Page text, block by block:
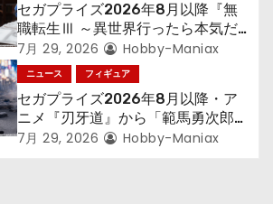
セガプライズ2026年8月以降『無
職転生Ⅲ ～異世界行ったら本気だ
す～』から「ロキシー」のフィギュ
アが登場！
7月 29, 2026 Hobby-Maniax
ニュース フィギュア
セガプライズ2026年8月以降・ア
ニメ『刃牙道』から「範馬勇次郎」
が登場ッッ!!
7月 29, 2026 Hobby-Maniax